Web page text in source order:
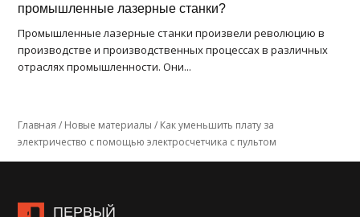
промышленные лазерные станки?
Промышленные лазерные станки произвели революцию в
производстве и производственных процессах в различных
отраслях промышленности. Они...
Главная / Новые материалы / Как уменьшить плату за
электричество с помощью электросчетчика с пультом
ПЕРВЫЙ